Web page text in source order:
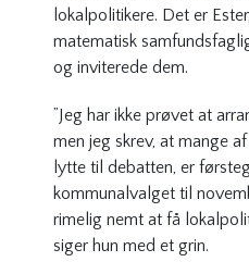
lokalpolitikere. Det er
matematisk
og inviterede dem.
”Jeg har ikke prøvet at
men jeg skrev, at mange
lytte til debatten, er
kommunalvalget til
rimelig nemt at få
siger hun med et grin.